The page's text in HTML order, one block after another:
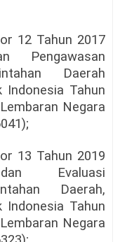
12 Tahun 2017
Pengawasan
Daerah
Indonesia Tahun
Negara
13 Tahun 2019
Evaluasi
Daerah,
Indonesia Tahun
Negara